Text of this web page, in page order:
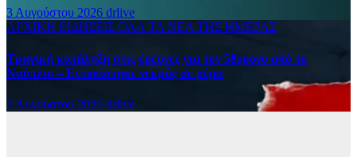
3 Αυγούστου 2026 drlive
ΑΡΧΙΚΗ ΕΙΔΗΣΕΙΣ ΟΛΑ ΤΑ ΝΕΑ ΤΗΣ ΗΜΕΡΑΣ
Τραγική κατάληξη στις έρευνες για τον 58χρονο από το
Ναύπλιο – Εντοπίστηκε νεκρός σε ρέμα
3 Αυγούστου 2026 drlive